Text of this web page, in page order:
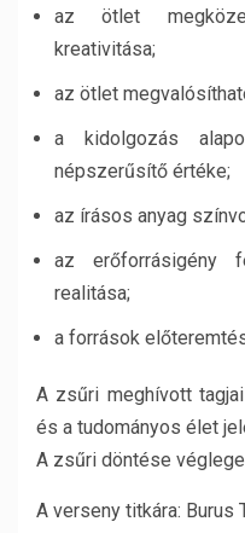
az ötlet
kreativitása;
az ötlet
a kidolgozás
népszerűsítő értéke;
az írásos anyag
az erőforrásigény
realitása;
a források
A zsűri meghívott
és a tudományos élet
A zsűri döntése
A verseny titkára: Burus